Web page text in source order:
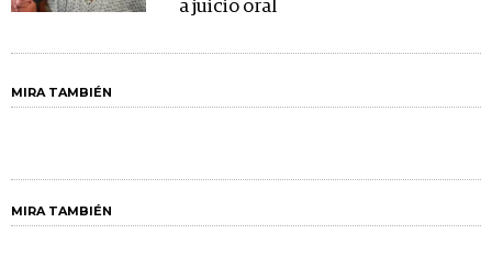
a juicio oral
MIRA TAMBIÉN
MIRA TAMBIÉN